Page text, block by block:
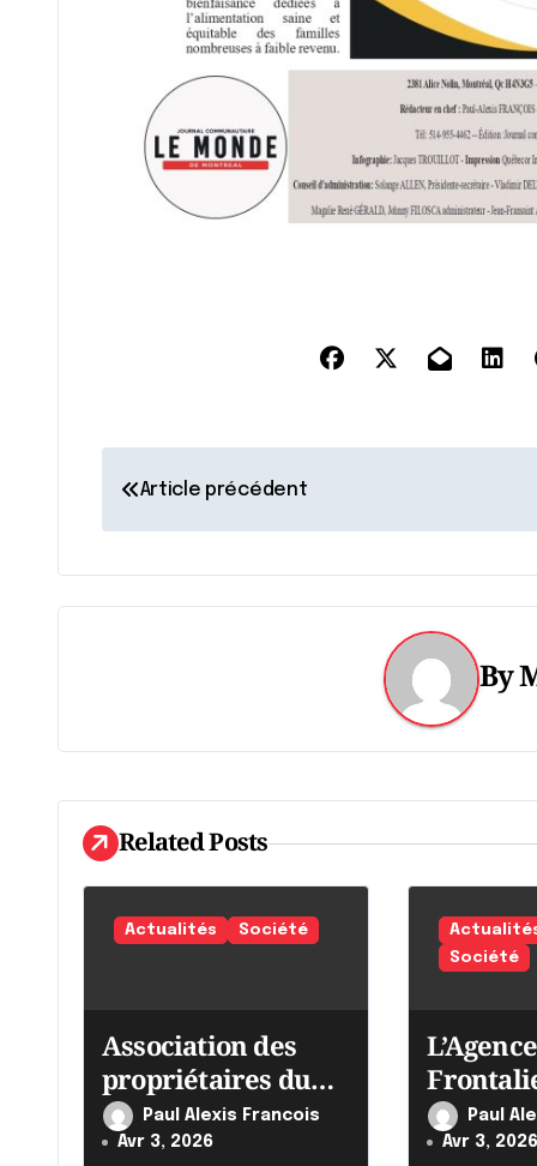
N
a
v
i
t
i
o
n
l
'
Article précédent
By
Related Posts
Actualités Société
Association des
propriétaires du
Québec
Paul Alexis Francois
Avr 3, 2026
Société
Canada
ses
Paul
Avr 3, 2026